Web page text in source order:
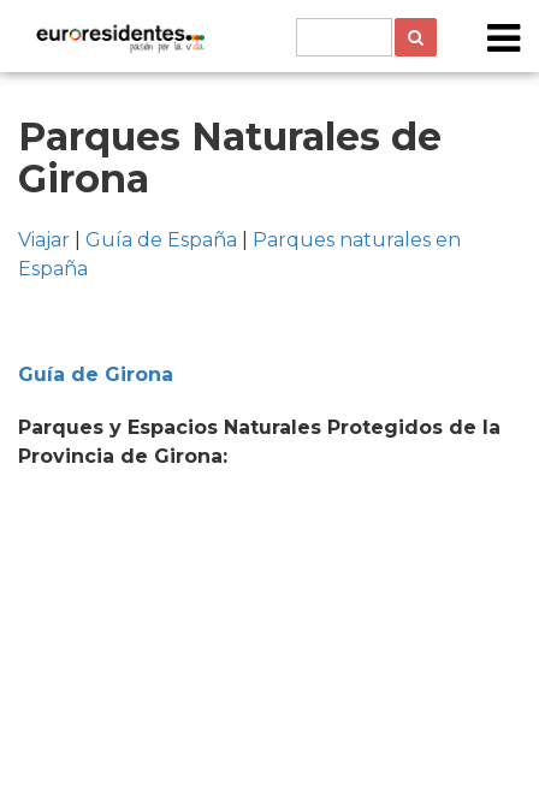
Parques Naturales de
Girona
Viajar Guía de España
Parques naturales en
España
Guía de Girona
Parques y Espacios Naturales Protegidos de la
Provincia de Girona: